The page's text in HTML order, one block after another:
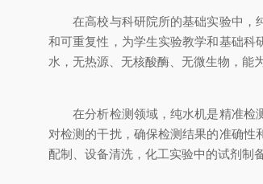
在高校与科研院所的基础实验中，纯
和可重复性，为学生实验教学和基础科
水，无热源、无核酸酶、无微生物，能
在分析检测领域，纯水机是精准检测
对检测的干扰，确保检测结果的准确
配制、设备清洗，化工实验中的试剂制